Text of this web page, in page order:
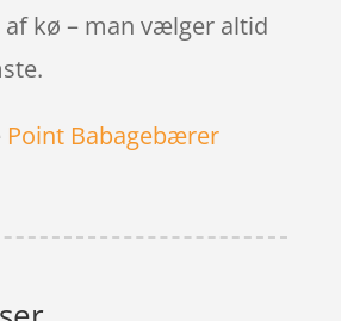
kø – man vælger altid
Point Babagebærer